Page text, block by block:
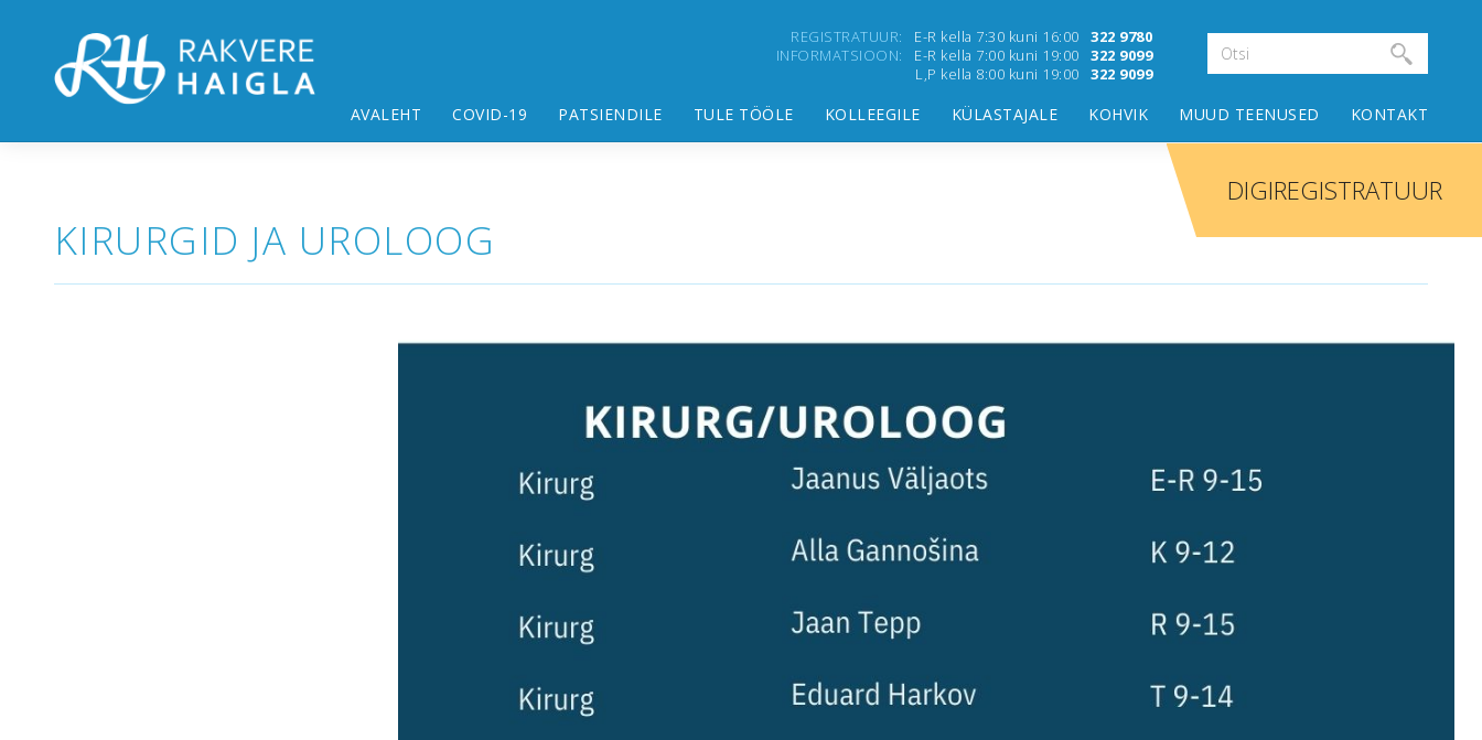
KIRURGID JA UROLOOG
DIGIREGISTRATUUR
REGISTRATUUR: E-R kella 7:30 kuni 16:00
322 9780
INFORMATSIOON:
E-R kella 7:00 kuni 19:00
322 9099
L,P kella 8:00 kuni 19:00
322 9099
AVALEHT COVID-19 PATSIENDILE TULE TÖÖLE KOLLEEGILE KÜLASTAJALE KOHVIK MUUD TEENUSED KONTAKT